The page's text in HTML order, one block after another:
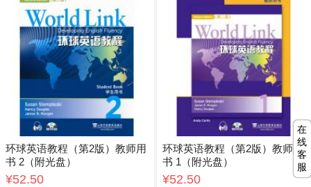
环球英语教程（第2版）教师用
书 2（附光盘）
¥52.50
环球英语教程（第2版）教师用
书 1（附光盘）
¥52.50
在
线
客
服